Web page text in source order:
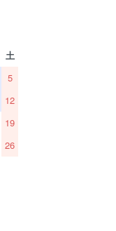
土
5
12
19
26